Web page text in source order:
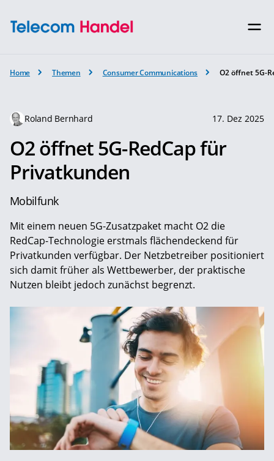
Home Themen Consumer Communications O2 öffnet 5G-
Roland Bernhard 17. Dez 2025
O2 öffnet 5G-RedCap für
Privatkunden
Mobilfunk
Mit einem neuen 5G-Zusatzpaket macht O2 die
RedCap-Technologie erstmals flächendeckend für
Privatkunden verfügbar. Der Netzbetreiber positioniert
sich damit früher als Wettbewerber, der praktische
Nutzen bleibt jedoch zunächst begrenzt.